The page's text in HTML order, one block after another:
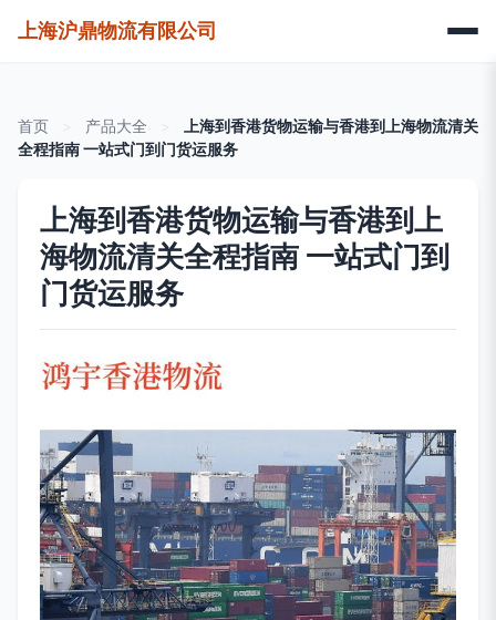
上海沪鼎物流有限公司
首页 产品大全
上海到香港货物运输与香港到上海物流清关
全程指南 一站式门到门货运服务
上海到香港货物运输与香港到上
海物流清关全程指南 一站式门到
门货运服务